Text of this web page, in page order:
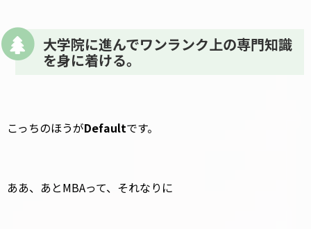
大学院に進んでワンランク上の専門知識
を身に着ける。
こっちのほうがDefaultです。
ああ、あとMBAって、それなりに